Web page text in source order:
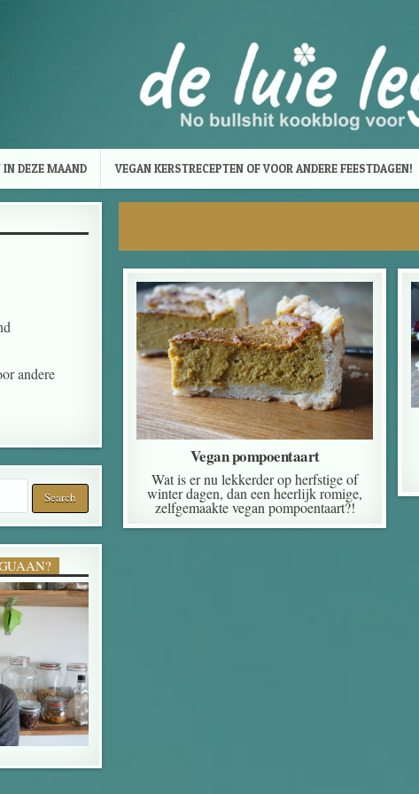
IN DEZE MAAND VEGAN KERSTRECEPTEN OF VOOR ANDERE FEESTDAGEN!
Vegan pompoentaart
Wat is er nu lekkerder op herfstige of
winter dagen, dan een heerlijk romige,
zelfgemaakte vegan pompoentaart?!
andere